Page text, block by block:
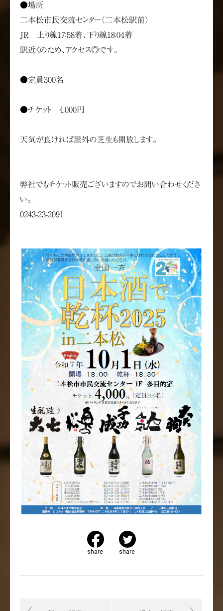
●場所
二本松市民交流センター（二本松駅前）
JR 上り線17：58着、下り線18：04着
駅近くのため、アクセス◎です。
●定員300名
●チケット 4,000円
天気が良ければ屋外の芝生も開放します。
弊社でもチケット販売ございますのでお問い合わせくださ
い。
0243-23-2091
share share